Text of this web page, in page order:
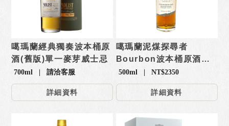
噶瑪蘭經典獨奏波本桶原
酒(舊版)單一麥芽威士忌
700ml | 請洽客服
詳細資料
噶瑪蘭泥煤探尋者
Bourbon波本桶原酒威
士忌
500ml | NT$2350
詳細資料